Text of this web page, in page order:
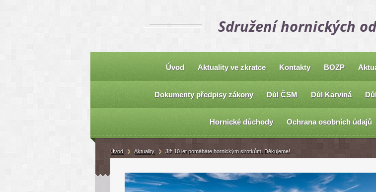
Sdružení hornických
Úvod Aktuality ve zkratce Kontakty BOZP
Dokumenty předpisy zákony Důl ČSM Důl Karviná
Hornické důchody Ochrana osobních údajů
Úvod Aktuality Již 10 let pomáháte hornickým sirotkům. Děkujeme!